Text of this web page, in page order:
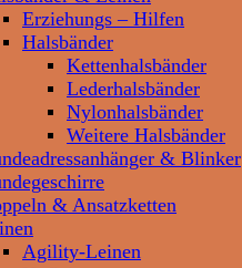
Erziehungs – Hilfen
Halsbänder
Kettenhalsbänder
Lederhalsbänder
Nylonhalsbänder
Weitere Halsbänder
& Blinker
& Ansatzketten
Agility-Leinen